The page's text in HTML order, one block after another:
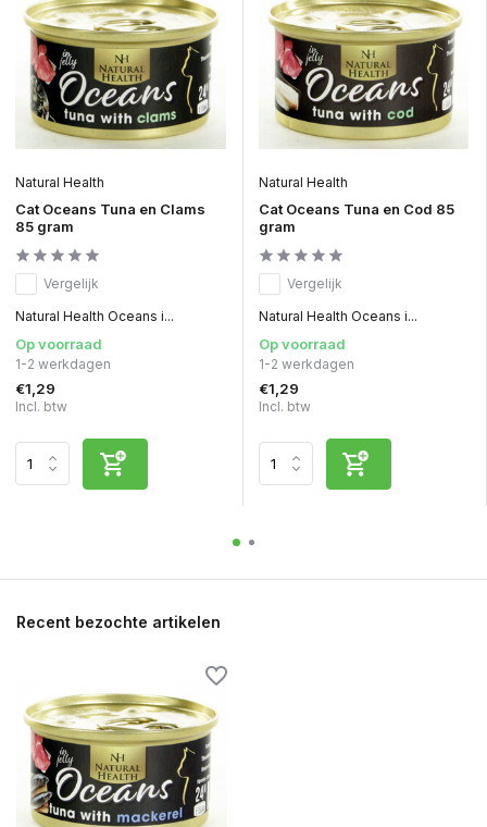
Natural Health
Cat Oceans Tuna en Clams
85 gram
Vergelijk
Natural Health Oceans i...
Op voorraad
1-2 werkdagen
€1,29
Incl. btw
Natural Health
Cat Oceans Tuna en Cod 85
gram
Vergelijk
Natural Health Oceans i...
Op voorraad
1-2 werkdagen
€1,29
Incl. btw
Recent bezochte artikelen